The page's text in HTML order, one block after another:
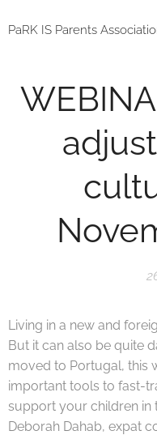
PaRK IS Parents
Living in a new and
But it can also be quite
moved to Portugal, this
important tools to fast-
support your children in
Deborah Dahab, expat